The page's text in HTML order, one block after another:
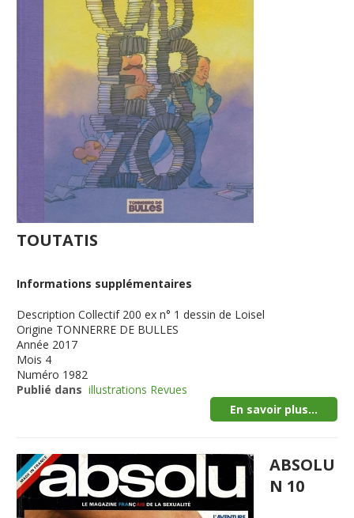
TOUTATIS
Informations supplémentaires
Description Collectif 200 ex n° 1 dessin de Loisel
Origine TONNERRE DE BULLES
Année 2017
Mois 4
Numéro 1982
Publié dans illustrations Revues
En savoir plus...
ABSOLU
N 10